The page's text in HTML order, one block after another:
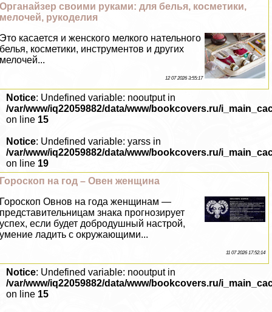
Органайзер своими руками: для белья, косметики,
мелочей, рукоделия
Это касается и женского мелкого нательного
белья, косметики, инструментов и других
мелочей...
12 07 2026 3:55:17
Notice: Undefined variable: nooutput in
/var/www/iq22059882/data/www/bookcovers.ru/
on line 15
Notice: Undefined variable: yarss in
/var/www/iq22059882/data/www/bookcovers.ru/
on line 19
Гороскоп на год – Овен женщина
Гороскоп Овнов на года женщинам —
представительницам знака прогнозирует
успех, если будет добродушный настрой,
умение ладить с окружающими...
11 07 2026 17:52:14
Notice: Undefined variable: nooutput in
/var/www/iq22059882/data/www/bookcovers.ru/
on line 15